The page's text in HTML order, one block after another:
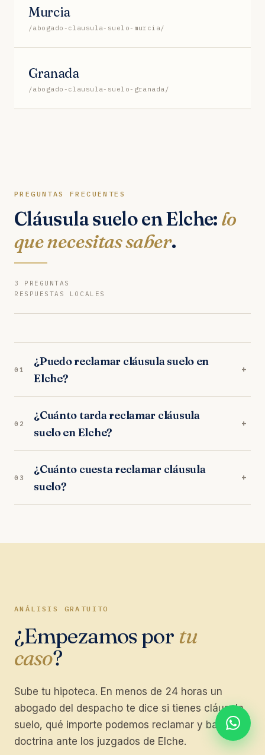
Murcia
/abogado-clausula-suelo-murcia/
Granada
/abogado-clausula-suelo-granada/
PREGUNTAS FRECUENTES
Cláusula suelo en Elche: lo
que necesitas saber.
3 PREGUNTAS
RESPUESTAS LOCALES
01
¿Puedo reclamar cláusula suelo en
Elche?
+
especialistas en cláusula suelo. Analizamos tu
caso gratuitamente y trabajamos orientados a
resultados. Los juzgados de Elche tienen criterio
favorable al consumidor.
02
¿Cuánto tarda reclamar cláusula
suelo en Elche?
+
dura entre 10-14 meses. Incluye la fase
extrajudicial (1 mes) y, si es necesario, la judicial
ante el Juzgado de Primera Instancia
03
¿Cuánto cuesta reclamar cláusula
suelo?
+
resultados. Sin provisión de fondos, sin cuotas
ANÁLISIS GRATUITO
¿Empezamos por tu
caso?
Sube tu hipoteca. En menos de 24 horas un
abogado del despacho te dice si tienes cláusula
suelo, qué importe podemos reclamar y bajo qué
doctrina ante los juzgados de Elche.